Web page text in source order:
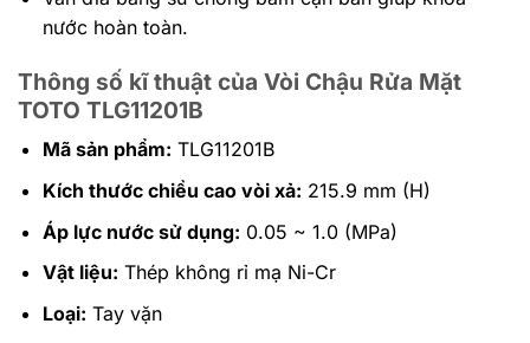
nước hoàn toàn.
Thông số kĩ thuật của Vòi Chậu Rửa Mặt
TOTO TLG11201B
Mã sản phẩm: TLG11201B
Kích thước chiều cao vòi xả: 215.9 mm (H)
Áp lực nước sử dụng: 0.05 ~ 1.0 (MPa)
Vật liệu: Thép không rỉ mạ Ni-Cr
Loại: Tay vặn